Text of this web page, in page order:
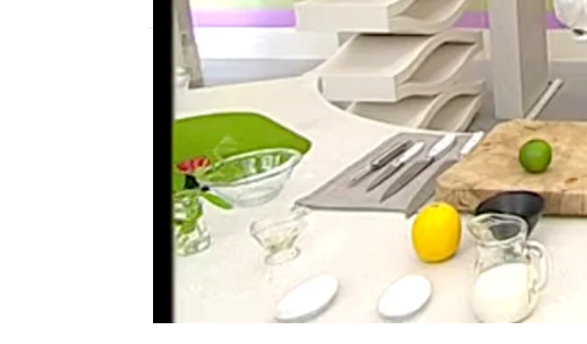
Nova
22 de octubre de 2012, 18:12
Para decorar, corta unas rodajas
un poco de azúcar. Pasa las
5554b3fc0cf203da151fa832 cocina con bruno